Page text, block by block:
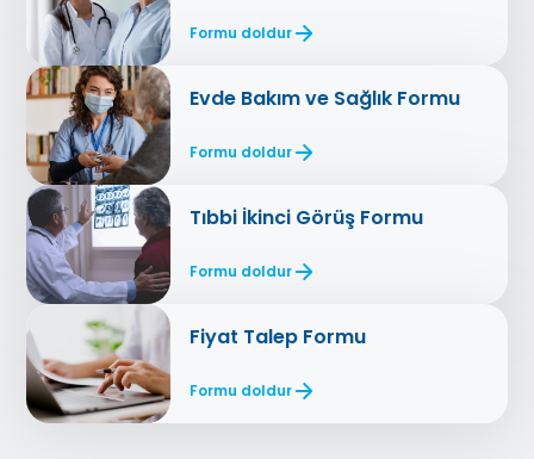
Formu doldur
Evde Bakım ve Sağlık Formu
Formu doldur
Tıbbi İkinci Görüş Formu
Formu doldur
Fiyat Talep Formu
Formu doldur